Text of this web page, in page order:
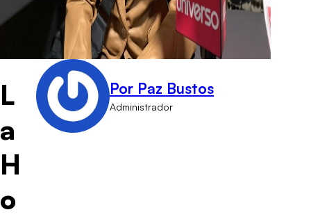
L
a
H
o
Por Paz Bustos
Administrador